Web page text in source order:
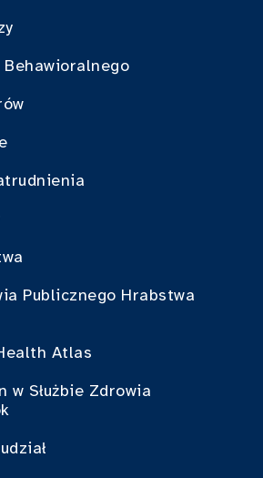
Publicznego Hrabstwa
Atlas
Służbie Zdrowia